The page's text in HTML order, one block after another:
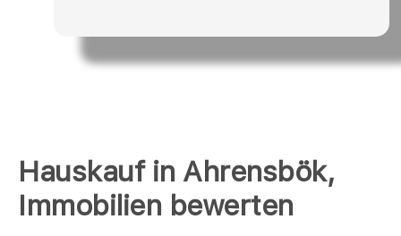
Hauskauf in Ahrensbök,
Immobilien bewerten